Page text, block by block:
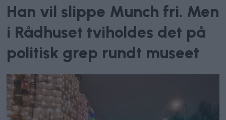
Han vil slippe Munch fri. Men
i Rådhuset tviholdes det på
politisk grep rundt museet